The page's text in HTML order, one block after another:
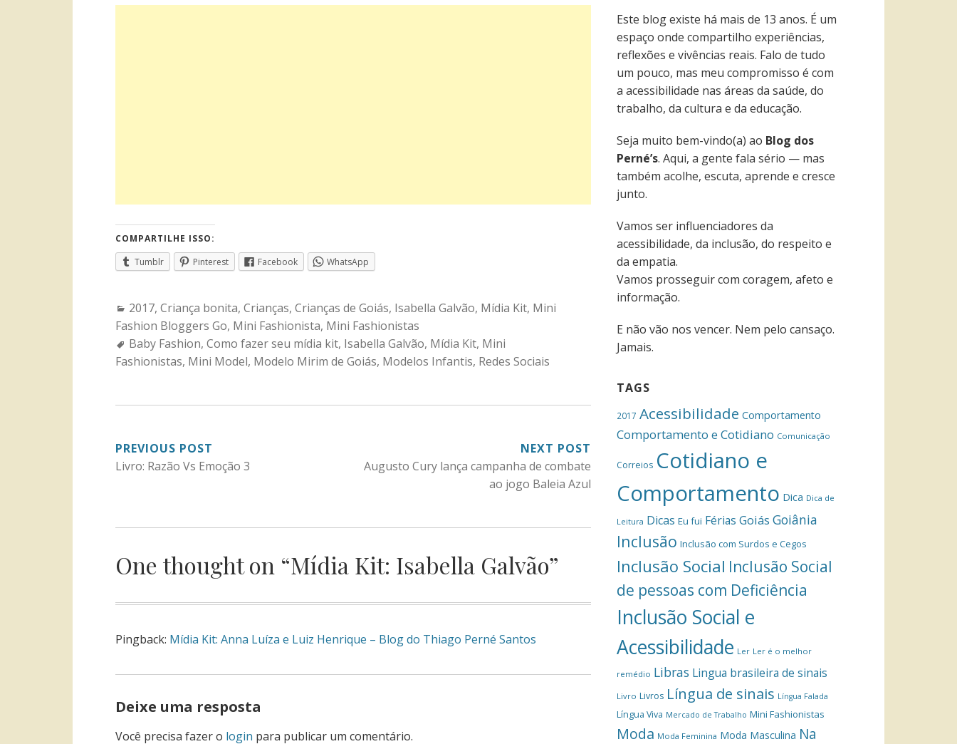
COMPARTILHE ISSO:
Tumblr
Pinterest Facebook WhatsApp
Categories:
2017, Criança bonita, Crianças, Crianças de Goiás, Isabella Galvão, Mídia Kit, Mini
Fashion Bloggers Go, Mini Fashionista, Mini Fashionistas
Tags:
Baby Fashion, Como fazer seu mídia kit, Isabella Galvão, Mídia Kit, Mini
Fashionistas, Mini Model, Modelo Mirim de Goiás, Modelos Infantis, Redes Sociais
NAVEGAÇÃO
PREVIOUS POST
Livro: Razão Vs Emoção 3
NEXT POST
Augusto Cury lança campanha de combate
ao jogo Baleia Azul
One thought on “Mídia Kit: Isabella Galvão”
Pingback: Mídia Kit: Anna Luíza e Luiz Henrique – Blog do Thiago Perné Santos
Deixe uma resposta
Você precisa fazer o login para publicar um comentário.
Este blog existe há mais de 13 anos. É um
espaço onde compartilho experiências,
reflexões e vivências reais. Falo de tudo
um pouco, mas meu compromisso é com
a acessibilidade nas áreas da saúde, do
trabalho, da cultura e da educação.
Seja muito bem-vindo(a) ao Blog dos
Perné’s. Aqui, a gente fala sério — mas
também acolhe, escuta, aprende e cresce
junto.
Vamos ser influenciadores da
acessibilidade, da inclusão, do respeito e
da empatia.
Vamos prosseguir com coragem, afeto e
informação.
E não vão nos vencer. Nem pelo cansaço.
Jamais.
TAGS
2017 Acessibilidade Comportamento
Comportamento e Cotidiano Comunicação
Correios Cotidiano e
Comportamento Dica Dica de
Leitura Dicas Eu fui Férias Goiás Goiânia
Inclusão Inclusão com Surdos e Cegos
Inclusão Social Inclusão Social
de pessoas com Deficiência
Inclusão Social e
Acessibilidade Ler Ler é o melhor
remédio Libras Lingua brasileira de sinais
Livro Livros Língua de sinais Língua Falada
Língua Viva Mercado de Trabalho Mini Fashionistas
Moda Moda Feminina Moda Masculina Na